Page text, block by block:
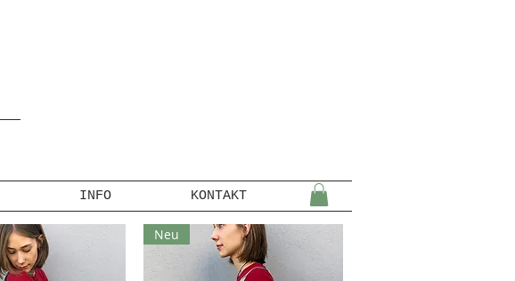
INFO KONTAKT
Neu